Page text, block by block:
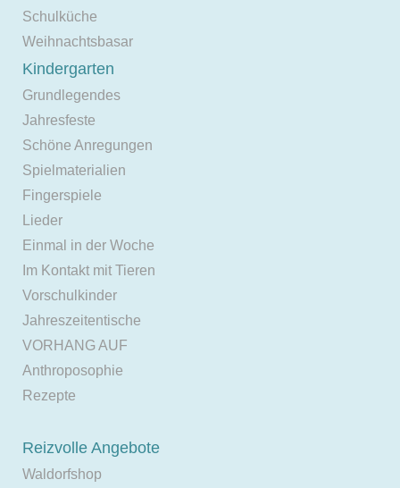
Schulküche
Weihnachtsbasar
Kindergarten
Grundlegendes
Jahresfeste
Schöne Anregungen
Spielmaterialien
Fingerspiele
Lieder
Einmal in der Woche
Im Kontakt mit Tieren
Vorschulkinder
Jahreszeitentische
VORHANG AUF
Anthroposophie
Rezepte
Reizvolle Angebote
Waldorfshop